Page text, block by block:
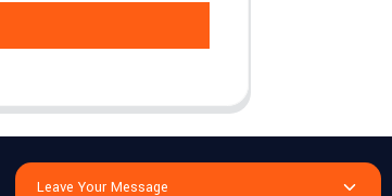
Leave Your Message